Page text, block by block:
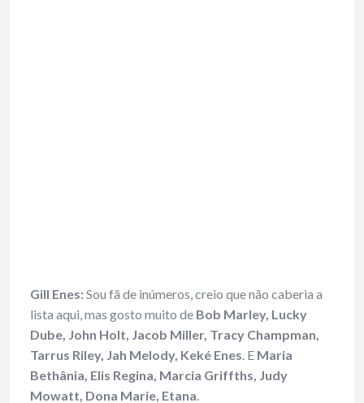
Gill Enes:Sou fã de inúmeros, creio que não caberia a
lista aqui, mas gosto muito de Bob Marley, Lucky
Dube, John Holt, Jacob Miller, Tracy Champman,
Tarrus Riley, Jah Melody, Keké Enes. E Maria
Bethânia, Elis Regina, Marcia Griffths, Judy
Mowatt, Dona Marie, Etana.